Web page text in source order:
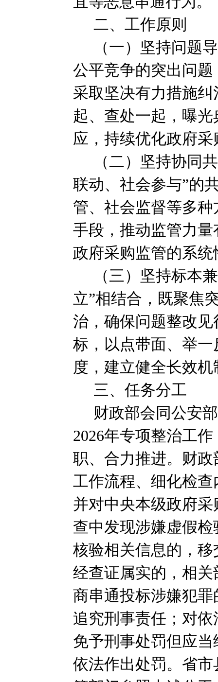
二、工作原则
（一）坚持问题
公平竞争的突出问
采取坚决有力措施
起、查处一起，曝
应，持续优化政府
（二）坚持协同
联动、社会参与”的
管、社会监督等多
手段，推动监管力
政府采购监管的系
（三）坚持标本
立”相结合，既聚焦
治，确保问题整改
标，以点带面、举
度，建立健全长效机
三、任务分工
财政部会同公安
2026年专项整治工
职、合力推进。财
工作流程、细化检
并对中央本级政府
查中发现涉嫌虚假
核验相关信息的，
经查证属实的，相
商串通投标涉嫌犯
追究刑事责任；对
免予刑事处罚但应
依法作出处罚。省